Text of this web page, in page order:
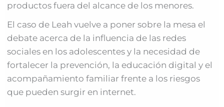
productos fuera del alcance de los menores.
El caso de Leah vuelve a poner sobre la mesa el
debate acerca de la influencia de las redes
sociales en los adolescentes y la necesidad de
fortalecer la prevención, la educación digital y el
acompañamiento familiar frente a los riesgos
que pueden surgir en internet.